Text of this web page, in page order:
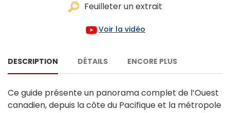
Feuilleter un extrait
Voir la vidéo
DESCRIPTION DÉTAILS ENCORE PLUS
Ce guide présente un panorama complet de l’Ouest
canadien, depuis la côte du Pacifique et la métropole